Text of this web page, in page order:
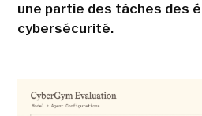
une partie des tâches des
cybersécurité.